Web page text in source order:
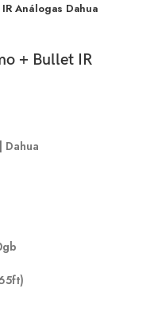
Análogas Dahua
+ Bullet IR
Dahua